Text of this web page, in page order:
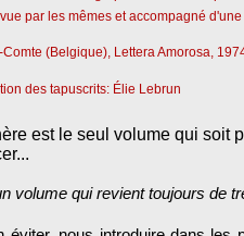
par les mêmes et accompagné
Comte (Belgique), Lettera Amorosa,
des tapuscrits: Élie Lebrun
est le seul volume qui soit
volume qui revient toujours de